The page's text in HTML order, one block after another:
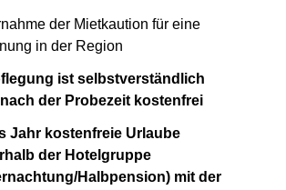
der Mietkaution für eine
in der Region
ist selbstverständlich
der Probezeit kostenfrei
Jahr kostenfreie Urlaube
der Hotelgruppe
Halbpension) mit der